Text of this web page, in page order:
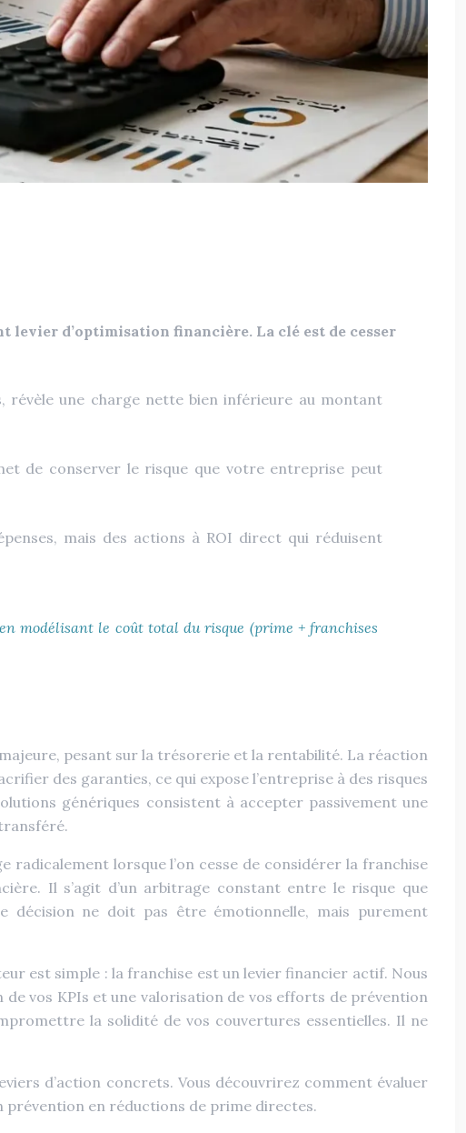
levier d’optimisation financière. La clé est de cesser
révèle une charge nette bien inférieure au montant
de conserver le risque que votre entreprise peut
mais des actions à ROI direct qui réduisent
modélisant le coût total du risque (prime + franchises
pesant sur la trésorerie et la rentabilité. La réaction
des garanties, ce qui expose l’entreprise à des risques
génériques consistent à accepter passivement une
radicalement lorsque l’on cesse de considérer la franchise
Il s’agit d’un arbitrage constant entre le risque que
décision ne doit pas être émotionnelle, mais purement
est simple : la franchise est un levier financier actif. Nous
vos KPIs et une valorisation de vos efforts de prévention
la solidité de vos couvertures essentielles. Il ne
d’action concrets. Vous découvrirez comment évaluer
prévention en réductions de prime directes.